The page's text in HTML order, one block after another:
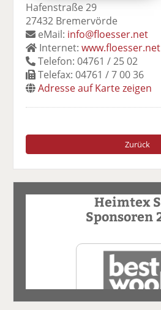
Hafenstraße 29
27432 Bremervörde
eMail: info@floesser.net
Internet:www.floesser.net
Telefon: 04761 / 25 02
Telefax: 04761 / 7 00 36
Adresse auf Karte zeigen
Zurück